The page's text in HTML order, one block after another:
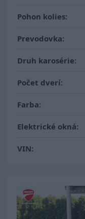
Pohon kolies:
Prevodovka:
Druh karosérie:
Počet dverí:
Farba:
Elektrické okná:
VIN: